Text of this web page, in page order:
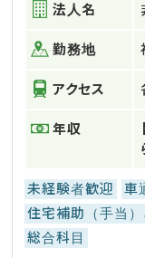
法人名
勤務地
アクセス
年収
未経験者歓迎 車
住宅補助（手当）
総合科目